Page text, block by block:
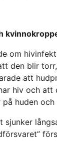
om
den blir
att
hiv och att
huden och
sjunker